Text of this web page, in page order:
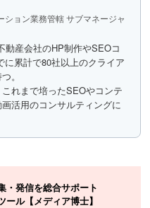
ション業務管轄 サブマネージャ
動産会社のHP制作やSEOコ
累計で80社以上のクライア
。
れまで培ったSEOやコンテ
活用のコンサルティングに
・発信を総合サポート
ル【メディア博士】